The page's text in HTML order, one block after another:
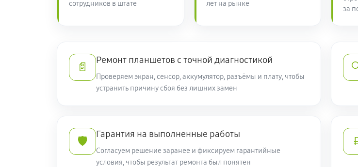
сотрудников в штате лет на рынке
за
📄
Ремонт планшетов с точной диагностикой
Проверяем экран, сенсор, аккумулятор, разъёмы и плату, чтобы
устранить причину сбоя без лишних замен
🛡️
Гарантия на выполненные работы
Согласуем решение заранее и фиксируем гарантийные
условия, чтобы результат ремонта был понятен